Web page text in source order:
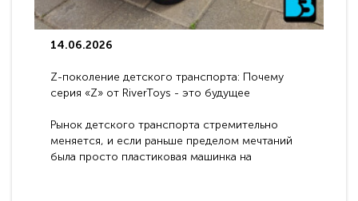
14.06.2026
Z-поколение детского транспорта: Почему
серия «Z» от RiverToys - это будущее
Рынок детского транспорта стремительно
меняется, и если раньше пределом мечтаний
была просто пластиковая машинка на